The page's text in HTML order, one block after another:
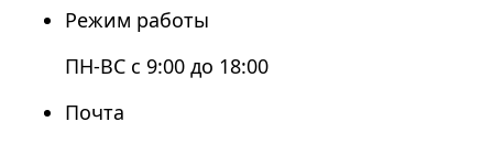
Режим работы
ПН-ВС с 9:00 до 18:00
Почта